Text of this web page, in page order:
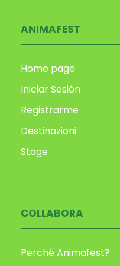
ANIMAFEST
Home page
Iniciar Sesión
Registrarme
Destinazioni
Stage
COLLABORA
Perché Animafest?